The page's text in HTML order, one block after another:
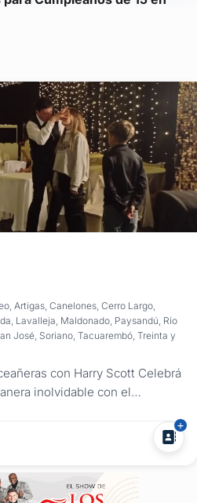
Artigas, Canelones, Cerro Largo,
Lavalleja, Maldonado, Paysandú, Río
José, Soriano, Tacuarembó, Treinta y
con Harry Scott Celebrá
inolvidable con el
y divertir en un día tan
la fiesta de 15 con
TuFiesta y déjate llevar por el
mágicos que perdurarán para